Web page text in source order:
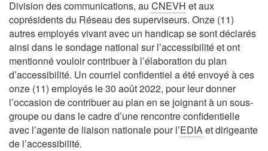
Division des communications, au CNEVH et aux
coprésidents du Réseau des superviseurs. Onze (11)
autres employés vivant avec un handicap se sont déclarés
ainsi dans le sondage national sur l’accessibilité et ont
mentionné vouloir contribuer à l’élaboration du plan
d’accessibilité. Un courriel confidentiel a été envoyé à ces
onze (11) employés le 30 août 2022, pour leur donner
l’occasion de contribuer au plan en se joignant à un sous-
groupe ou dans le cadre d’une rencontre confidentielle
avec l’agente de liaison nationale pour l’EDIAet dirigeante
de l’accessibilité.